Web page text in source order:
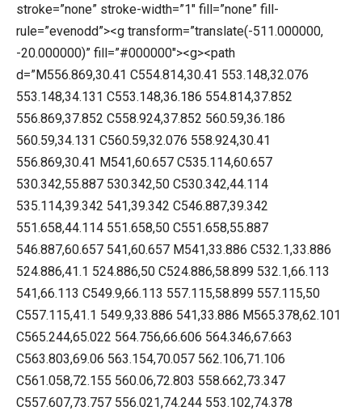
stroke=”none” stroke-width=”1″ fill=”none” fill-
rule=”evenodd”><g transform=”translate(-511.000000,
-20.000000)” fill=”#000000″><g><path
d=”M556.869,30.41 C554.814,30.41 553.148,32.076
553.148,34.131 C553.148,36.186 554.814,37.852
556.869,37.852 C558.924,37.852 560.59,36.186
560.59,34.131 C560.59,32.076 558.924,30.41
556.869,30.41 M541,60.657 C535.114,60.657
530.342,55.887 530.342,50 C530.342,44.114
535.114,39.342 541,39.342 C546.887,39.342
551.658,44.114 551.658,50 C551.658,55.887
546.887,60.657 541,60.657 M541,33.886 C532.1,33.886
524.886,41.1 524.886,50 C524.886,58.899 532.1,66.113
541,66.113 C549.9,66.113 557.115,58.899 557.115,50
C557.115,41.1 549.9,33.886 541,33.886 M565.378,62.101
C565.244,65.022 564.756,66.606 564.346,67.663
C563.803,69.06 563.154,70.057 562.106,71.106
C561.058,72.155 560.06,72.803 558.662,73.347
C557.607,73.757 556.021,74.244 553.102,74.378